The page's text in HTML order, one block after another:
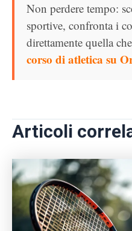
Non perdere tempo:
sportive, confronta i
direttamente quella
corso di atletica su
Articoli